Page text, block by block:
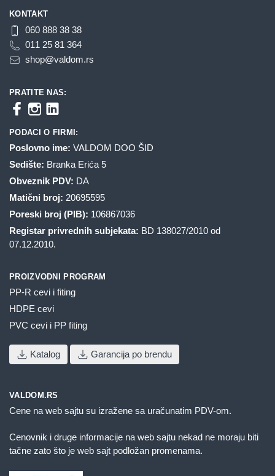
KONTAKT
060 888 38 38
011 25 81 364
shop@valdom.rs
PRATITE NAS:
PODACI O FIRMI:
Poslovno ime: VALDOM DOO ŠID
Sedište: Branka Erića 5
Obveznik PDV: DA
Matični broj: 20695595
Poreski broj (PIB): 106867036
Registar privrednih subjekata: BD 138027/2010 od
07.12.2010.
PROIZVODNI PROGRAM
PP-R cevi i fiting
HDPE cevi
PVC cevi i PP fiting
Katalog Garancija po brendu
VALDOM.RS
Cene na web sajtu su izražene sa uračunatim PDV-om.
Cenovnik i druge informacije na web sajtu nekad ne moraju biti
tačne zato što je web sajt podložan promenama.